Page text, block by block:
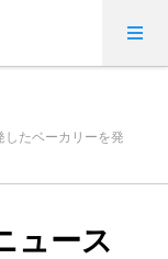
たベーカリーを発
ュース